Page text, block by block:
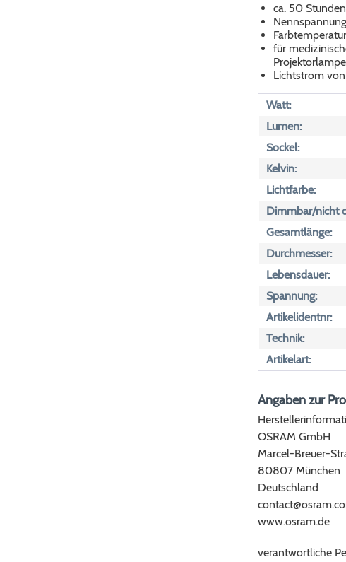
ca. 50
für
Lichtstrom
Watt:
Lumen:
Sockel:
Kelvin:
Lichtfarbe:
Dimmbar/nicht
Gesamtlänge:
Durchmesser:
Lebensdauer:
Spannung:
Artikelidentnr:
Technik:
Artikelart:
Angaben zur
OSRAM GmbH
Marcel-Breuer-
80807 München
Deutschland
www.osram.de
verantwortliche